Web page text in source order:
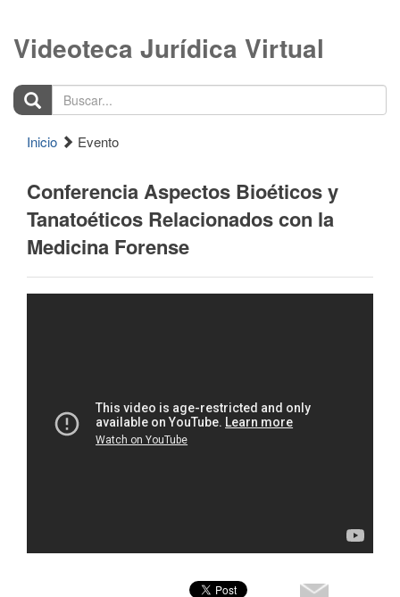
Videoteca Jurídica Virtual
Buscar...
Inicio Evento
Conferencia Aspectos Bioéticos y
Tanatoéticos Relacionados con la
Medicina Forense